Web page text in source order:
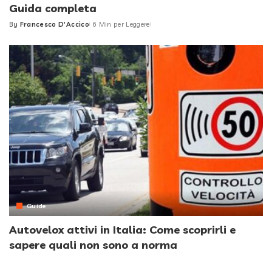
Guida completa
Posted
By Francesco D'Accico 6 Min per Leggere
Guide
Autovelox attivi in Italia: Come scoprirli e
sapere quali non sono a norma